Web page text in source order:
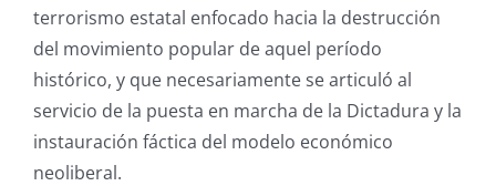
terrorismo estatal enfocado hacia la destrucción
del movimiento popular de aquel período
histórico, y que necesariamente se articuló al
servicio de la puesta en marcha de la Dictadura y la
instauración fáctica del modelo económico
neoliberal.